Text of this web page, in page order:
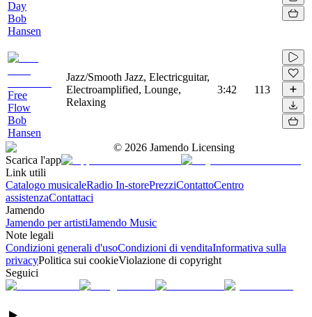
Day
Bob
Hansen
Free
Flow
Bob
Hansen
Jazz/Smooth Jazz, Electricguitar,
Electroamplified, Lounge,
Relaxing
3:42 113
© 2026 Jamendo Licensing
Scarica l'app
Link utili
Catalogo musicaleRadio In-storePrezziContattoCentro
assistenzaContattaci
Jamendo
Jamendo per artistiJamendo Music
Note legali
Condizioni generali d'usoCondizioni di venditaInformativa sulla
privacyPolitica sui cookieViolazione di copyright
Seguici